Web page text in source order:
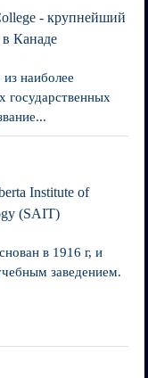
- крупнейший
Канаде
наиболее
государственных
Institute of
(SAIT)
в 1916 г, и
заведением.